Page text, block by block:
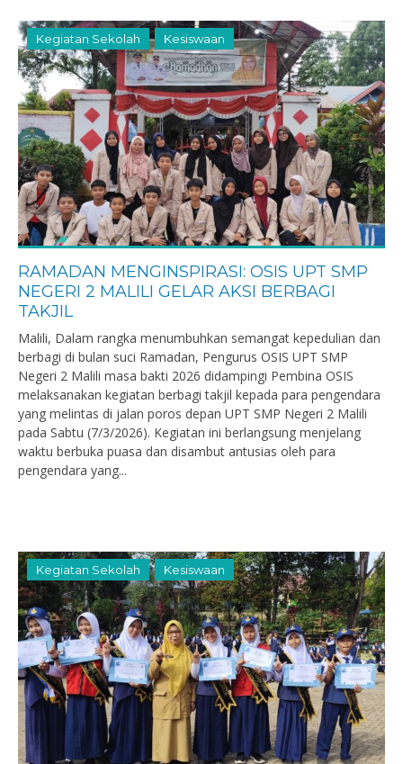
Kegiatan Sekolah Kesiswaan
RAMADAN MENGINSPIRASI: OSIS UPT SMP
NEGERI 2 MALILI GELAR AKSI BERBAGI
TAKJIL
Malili, Dalam rangka menumbuhkan semangat kepedulian dan
berbagi di bulan suci Ramadan, Pengurus OSIS UPT SMP
Negeri 2 Malili masa bakti 2026 didampingi Pembina OSIS
melaksanakan kegiatan berbagi takjil kepada para pengendara
yang melintas di jalan poros depan UPT SMP Negeri 2 Malili
pada Sabtu (7/3/2026). Kegiatan ini berlangsung menjelang
waktu berbuka puasa dan disambut antusias oleh para
pengendara yang...
Kegiatan Sekolah Kesiswaan